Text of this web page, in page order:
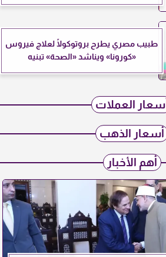
طبيب مصري يطرح بروتوكولًا لعلاج فيروس
«كورونا» ويناشد «الصحة» تبنيه
أسعار العملات
أسعار الذهب
أهم الأخبار